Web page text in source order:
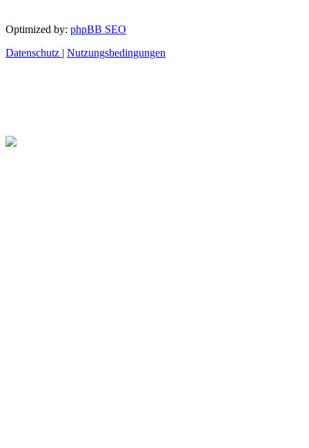
Optimized by: phpBB SEO
Datenschutz | Nutzungsbedingungen